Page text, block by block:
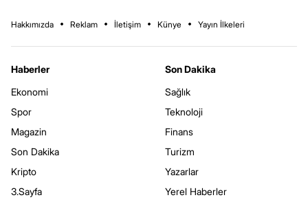
Hakkımızda Reklam İletişim Künye Yayın İlkeleri
Haberler
Ekonomi
Spor
Magazin
Son Dakika
Kripto
3.Sayfa
Son Dakika
Sağlık
Teknoloji
Finans
Turizm
Yazarlar
Yerel Haberler